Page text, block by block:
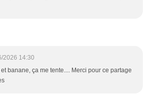
2026 14:30
banane, ça me tente.... Merci pour ce partage